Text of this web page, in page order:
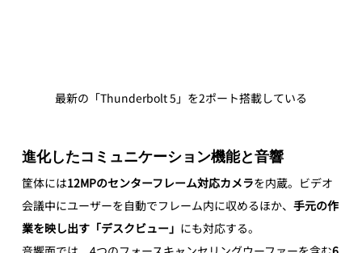
最新の「Thunderbolt 5」を2ポート搭載している
進化したコミュニケーション機能と音響
筐体には12MPのセンターフレーム対応カメラを内蔵。ビデオ
会議中にユーザーを自動でフレーム内に収めるほか、 手元の作
業を映し出す「デスクビュー」 にも対応する。